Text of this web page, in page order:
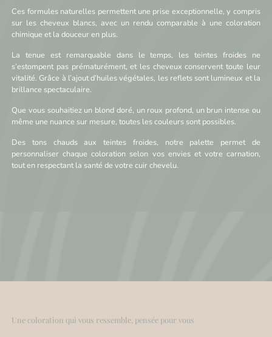
Ces formules naturelles permettent une prise exceptionnelle, y compris
sur les cheveux blancs, avec un rendu comparable à une coloration
chimique et la douceur en plus.
La tenue est remarquable dans le temps, les teintes froides ne
s’estompent pas prématurément, et les cheveux conservent toute leur
vitalité. Grâce à l’ajout d’huiles végétales, les reflets sont lumineux et la
brillance spectaculaire.
Que vous souhaitiez un blond doré, un roux profond, un brun intense ou
même une nuance sur mesure, toutes les couleurs sont possibles.
Des tons chauds aux teintes froides, notre palette permet de
personnaliser chaque coloration selon vos envies et votre carnation,
tout en respectant la santé de votre cuir chevelu.
Une coloration qui vous ressemble, pensée pour vous